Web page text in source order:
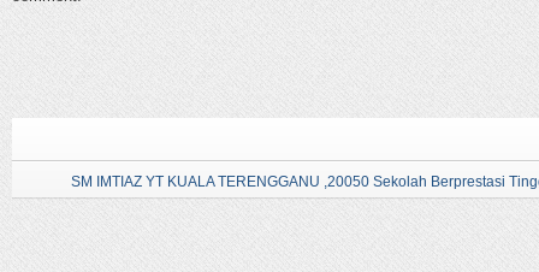
SM IMTIAZ YT KUALA TERENGGANU ,20050 Sekolah Berprestasi